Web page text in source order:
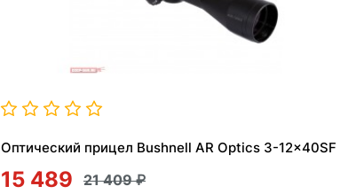
Оптический прицел Bushnell AR Optics 3-12x40SF
15 489 21 409